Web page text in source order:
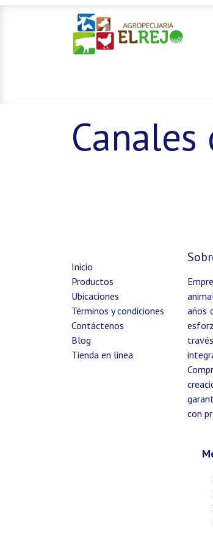
Inicio
Productos
Ubicaciones
Términos y condiciones
Contáctenos
Blog
Tienda en linea
años
con